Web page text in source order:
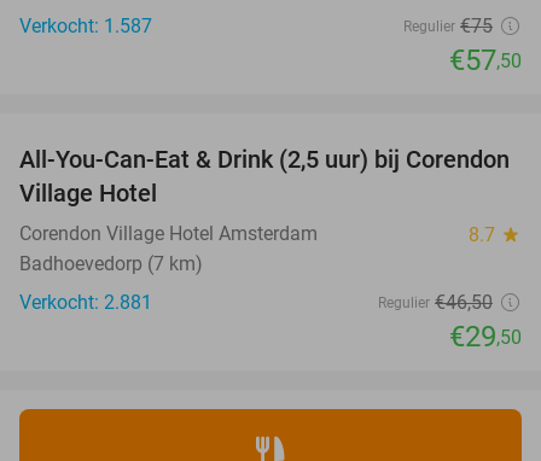
Verkocht: 1.587
Regulier €75
€57,50
37%
All-You-Can-Eat & Drink (2,5 uur) bij Corendon
Village Hotel
Corendon Village Hotel Amsterdam 8.7 star
Badhoevedorp (7 km)
Verkocht: 2.881
Regulier €46,50
€29,50